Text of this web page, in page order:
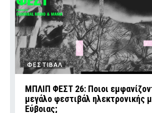
ΦΕΣΤΙΒΑΛ
ΜΠΛΙΠ ΦΕΣΤ 26: Ποιοι
μεγάλο φεστιβάλ ηλεκτρονικής
Εύβοιας;